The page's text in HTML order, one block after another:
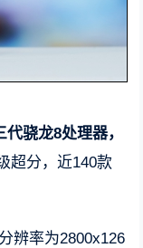
骁龙8处理器，
超分，近140款
辨率为2800x126